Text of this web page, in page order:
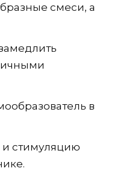
смеси, а
в
и стимуляцию